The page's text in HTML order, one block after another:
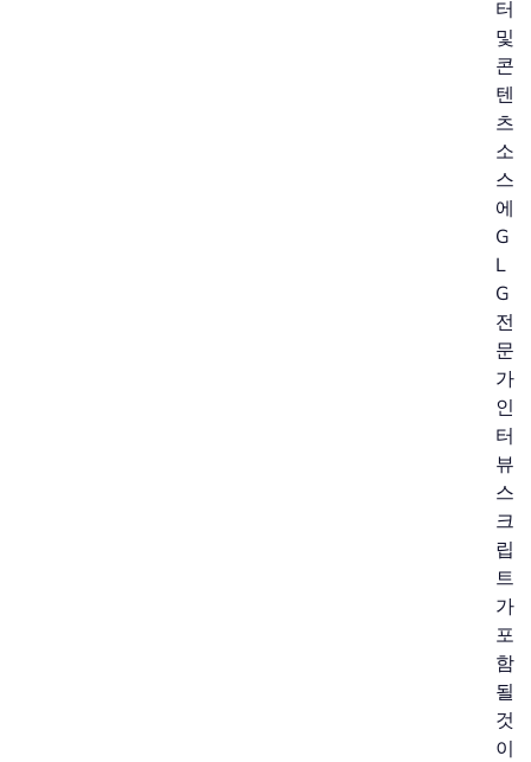
터
및
콘
텐
츠
소
스
에
G
L
G
전
문
가
인
터
뷰
스
크
립
트
가
포
함
될
것
이